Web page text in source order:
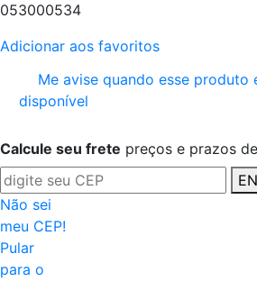
053000534
Adicionar aos favoritos
Me avise quando esse produto
disponível
Calcule seu frete preços e prazos
Não sei
meu CEP!
Pular
para o